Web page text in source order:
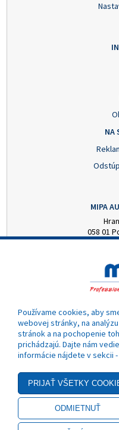
NA
MIPA
058 01
Pondelok -
-
Používame cookies, aby
webovej stránky, na
stránok a na pochopenie
prichádzajú. Dajte nám
informácie nájdete v sekcii -